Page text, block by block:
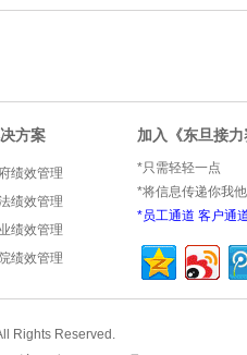
方案
绩效管理
绩效管理
绩效管理
绩效管理
加入《东旦接力
*只需轻轻一点
*将信息传递你我他
*员工通道 客户通
Rights Reserved.